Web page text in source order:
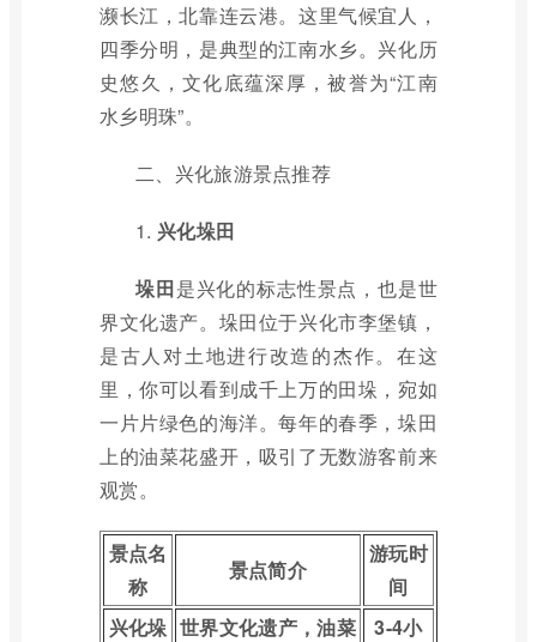
濒长江，北靠连云港。这里气候宜人，
四季分明，是典型的江南水乡。兴化历
史悠久，文化底蕴深厚，被誉为“江南
水乡明珠”。
二、兴化旅游景点推荐
1. 兴化垛田
垛田是兴化的标志性景点，也是世
界文化遗产。垛田位于兴化市李堡镇，
是古人对土地进行改造的杰作。在这
里，你可以看到成千上万的田垛，宛如
一片片绿色的海洋。每年的春季，垛田
上的油菜花盛开，吸引了无数游客前来
观赏。
景点名
称
景点简介
游玩时
间
兴化垛 世界文化遗产，油菜
3-4小